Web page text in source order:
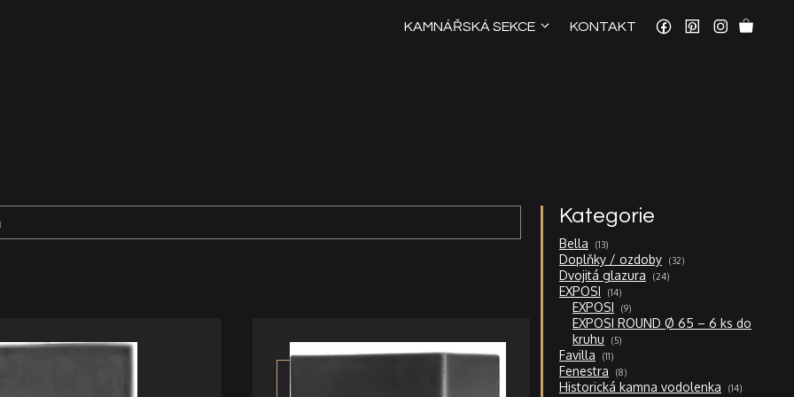
KAMNÁŘSKÁ SEKCE KONTAKT
Kategorie
Bella 1313
produktů
Doplňky / ozdoby 3232
produktů
Dvojitá glazura 2424
produktů
EXPOSI 1414
produktů
EXPOSI 99
produktů
EXPOSI ROUND Ø 65 – 6 ks do
kruhu
55
produktů
Favilla 1111
produktů
Fenestra 88
produktů
Historická kamna vodolenka 1414